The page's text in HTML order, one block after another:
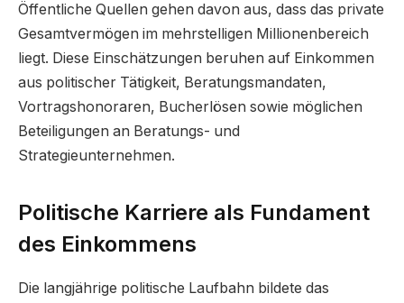
Öffentliche Quellen gehen davon aus, dass das private
Gesamtvermögen im mehrstelligen Millionenbereich
liegt. Diese Einschätzungen beruhen auf Einkommen
aus politischer Tätigkeit, Beratungsmandaten,
Vortragshonoraren, Bucherlösen sowie möglichen
Beteiligungen an Beratungs- und
Strategieunternehmen.
Politische Karriere als Fundament
des Einkommens
Die langjährige politische Laufbahn bildete das